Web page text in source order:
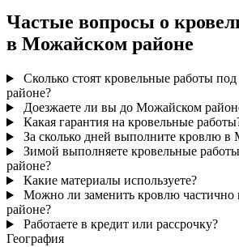
Частые вопросы о
в Можайском районе
Сколько стоят кровельные работы
районе?
Доезжаете ли вы до Можайском
Какая гарантия на кровельные
За сколько дней выполните кровлю в
Зимой выполняете кровельные
районе?
Какие материалы используете?
Можно ли заменить кровлю
районе?
Работаете в кредит или рассрочку?
География